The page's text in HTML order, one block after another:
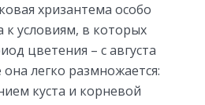
хризантема особо
к условиям, в которых
цветения – с августа
легко размножается:
куста и корневой